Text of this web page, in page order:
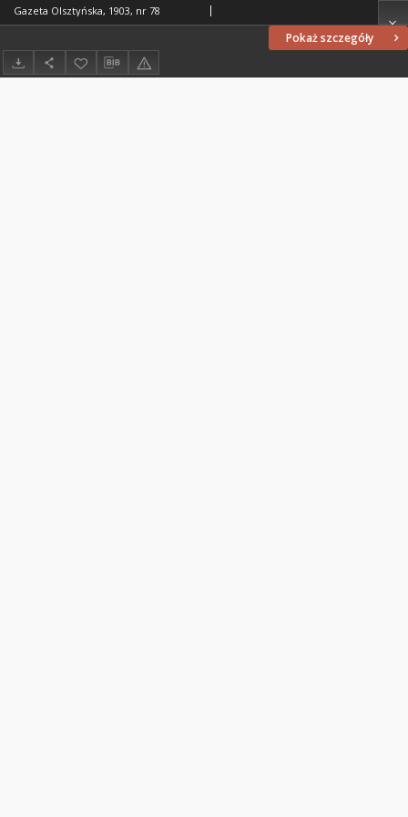
Pokaż szczegóły
Gazeta Olsztyńska, 1903, nr 78